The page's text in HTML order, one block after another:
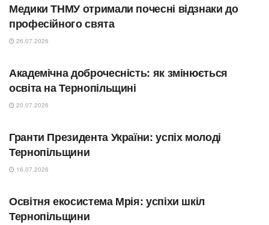
Медики ТНМУ отримали почесні відзнаки до
професійного свята
26.07.2026
Академічна доброчесність: як змінюється
освіта на Тернопільщині
20.07.2026
Гранти Президента України: успіх молоді
Тернопільщини
16.07.2026
Освітня екосистема Мрія: успіхи шкіл
Тернопільщини